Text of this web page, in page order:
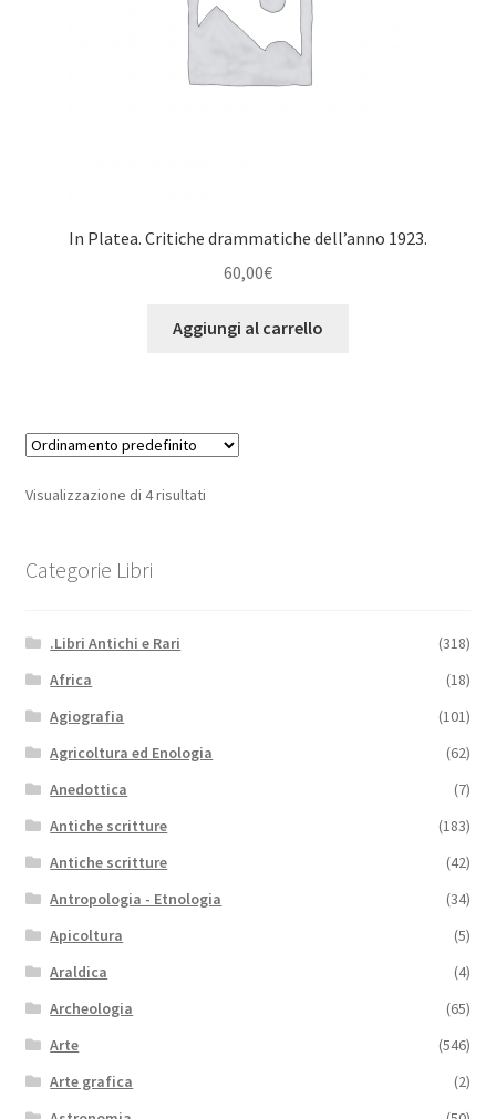
In Platea. Critiche drammatiche dell’anno 1923.
60,00€
Aggiungi al carrello
Visualizzazione di 4 risultati
Categorie Libri
.Libri Antichi e Rari
(318)
Africa
(18)
Agiografia
(101)
Agricoltura ed Enologia
(62)
Anedottica
(7)
Antiche scritture
(183)
Antiche scritture
(42)
Antropologia - Etnologia
(34)
Apicoltura
(5)
Araldica
(4)
Archeologia
(65)
Arte
(546)
Arte grafica
(2)